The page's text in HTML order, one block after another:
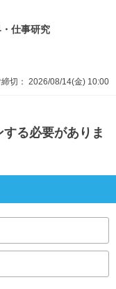
仕事研究
切： 2026/08/14(金) 10:00
る必要がありま